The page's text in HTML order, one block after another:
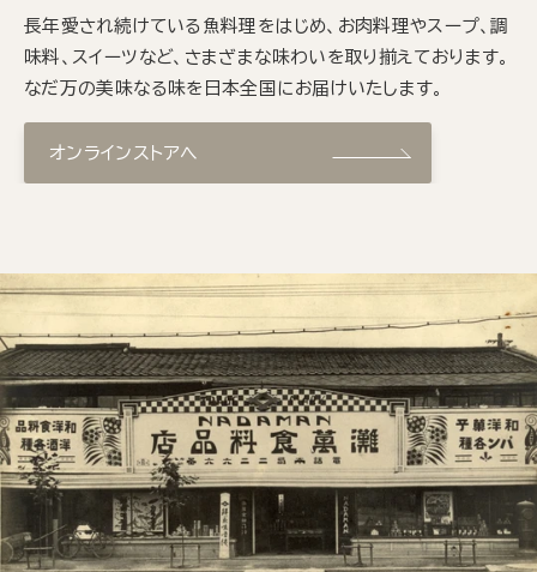
長年愛され続けている魚料理をはじめ、お肉料理やスープ、調
味料、スイーツなど、さまざまな味わいを取り揃えております。
なだ万の美味なる味を日本全国にお届けいたします。
オンラインストアへ